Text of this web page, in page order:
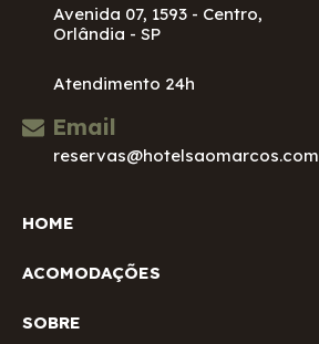
HOME
ACOMODAÇÕES
SOBRE
Avenida 07, 1593 - Centro,
Orlândia - SP
Atendimento 24h
Email
reservas@hotelsaomarcos.com